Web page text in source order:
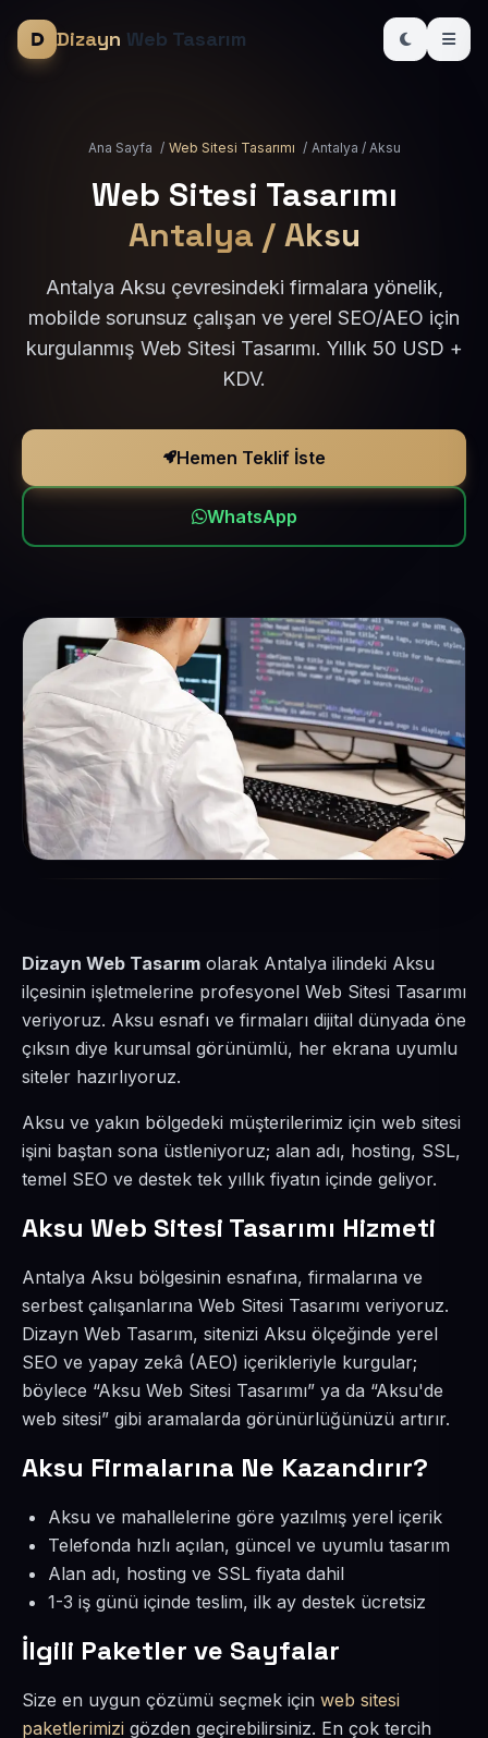
Dizayn Web Tasarım
Ana Sayfa / Web Sitesi Tasarımı / Antalya / Aksu
Web Sitesi Tasarımı
Antalya / Aksu
Antalya Aksu çevresindeki firmalara yönelik,
mobilde sorunsuz çalışan ve yerel SEO/AEO için
kurgulanmış Web Sitesi Tasarımı. Yıllık 50 USD +
KDV.
Hemen Teklif İste
WhatsApp
Dizayn Web Tasarım olarak Antalya ilindeki Aksu
ilçesinin işletmelerine profesyonel Web Sitesi Tasarımı
veriyoruz. Aksu esnafı ve firmaları dijital dünyada öne
çıksın diye kurumsal görünümlü, her ekrana uyumlu
siteler hazırlıyoruz.
Aksu ve yakın bölgedeki müşterilerimiz için web sitesi
işini baştan sona üstleniyoruz; alan adı, hosting, SSL,
temel SEO ve destek tek yıllık fiyatın içinde geliyor.
Aksu Web Sitesi Tasarımı Hizmeti
Antalya Aksu bölgesinin esnafına, firmalarına ve
serbest çalışanlarına Web Sitesi Tasarımı veriyoruz.
Dizayn Web Tasarım, sitenizi Aksu ölçeğinde yerel
SEO ve yapay zekâ (AEO) içerikleriyle kurgular;
böylece “Aksu Web Sitesi Tasarımı” ya da “Aksu'de
web sitesi” gibi aramalarda görünürlüğünüzü artırır.
Aksu Firmalarına Ne Kazandırır?
Aksu ve mahallelerine göre yazılmış yerel içerik
Telefonda hızlı açılan, güncel ve uyumlu tasarım
Alan adı, hosting ve SSL fiyata dahil
1-3 iş günü içinde teslim, ilk ay destek ücretsiz
İlgili Paketler ve Sayfalar
Size en uygun çözümü seçmek için web sitesi
paketlerimizi gözden geçirebilirsiniz. En çok tercih